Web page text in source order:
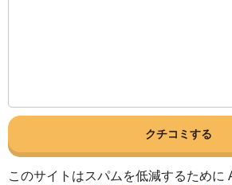
このサイトはスパムを低減するために